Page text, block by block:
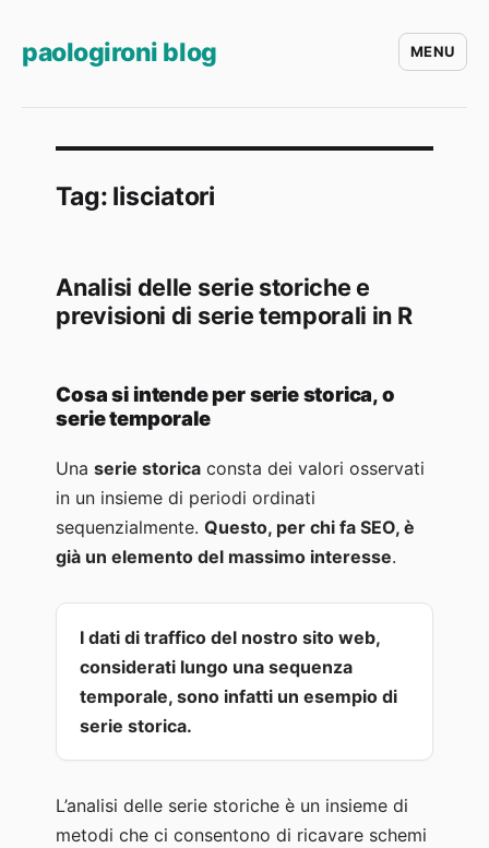
paologironi blog MENU
Tag: lisciatori
Analisi delle serie storiche e
previsioni di serie temporali in R
Cosa si intende per serie storica, o
serie temporale
Unaserie storica consta dei valori osservati
in un insieme di periodi ordinati
sequenzialmente.Questo, per chi fa SEO, è
già un elemento del massimo interesse.
I dati di traffico del nostro sito web,
considerati lungo una sequenza
temporale, sono infatti un esempio di
serie storica.
L’analisi delle serie storiche è un insieme di
metodi che ci consentono di ricavare schemi